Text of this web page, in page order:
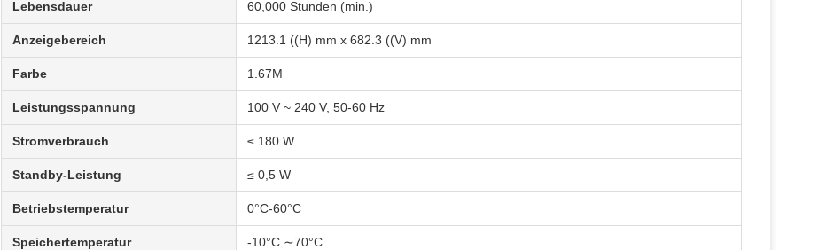
Lebensdauer 60,000 Stunden (min.)
Anzeigebereich 1213.1 ((H) mm x 682.3 ((V) mm
Farbe 1.67M
Leistungsspannung 100 V ~ 240 V, 50-60 Hz
Stromverbrauch ≤ 180 W
Standby-Leistung ≤ 0,5 W
Betriebstemperatur 0°C-60°C
Speichertemperatur -10°C ∼70°C